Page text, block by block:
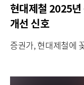
현대제철 2025
개선 신호
증권가, 현대제철에